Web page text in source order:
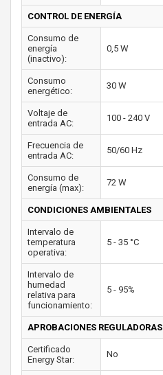
CONTROL DE ENERGÍA
Consumo de
energía
(inactivo):
0,5 W
Consumo
energético:
30 W
Voltaje de
entrada AC:
100 - 240 V
Frecuencia de
entrada AC:
50/60 Hz
Consumo de
energía (max):
72 W
CONDICIONES AMBIENTALES
Intervalo de
temperatura
operativa:
5 - 35 °C
Intervalo de
humedad
relativa para
funcionamiento:
5 - 95%
APROBACIONES REGULADORAS
Certificado
Energy Star:
No